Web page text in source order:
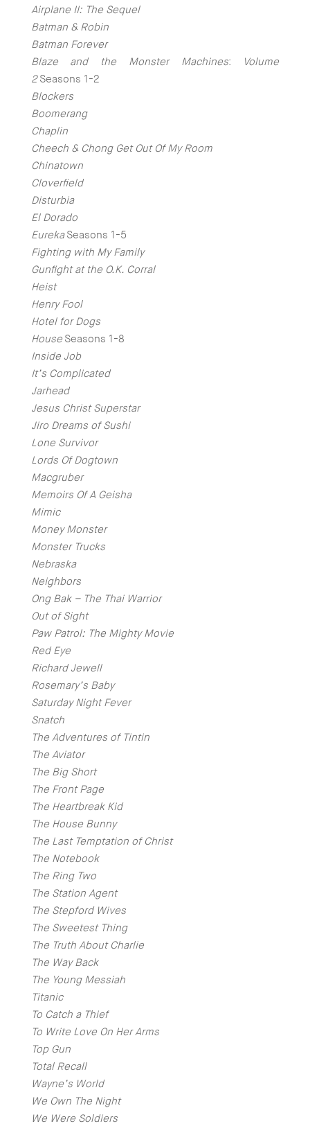
Airplane II: The Sequel
Batman & Robin
Batman Forever
Blaze and the Monster Machines: Volume
2Seasons 1-2
Blockers
Boomerang
Chaplin
Cheech & Chong Get Out Of My Room
Chinatown
Cloverfield
Disturbia
El Dorado
EurekaSeasons 1-5
Fighting with My Family
Gunfight at the O.K. Corral
Heist
Henry Fool
Hotel for Dogs
HouseSeasons 1-8
Inside Job
It’s Complicated
Jarhead
Jesus Christ Superstar
Jiro Dreams of Sushi
Lone Survivor
Lords Of Dogtown
Macgruber
Memoirs Of A Geisha
Mimic
Money Monster
Monster Trucks
Nebraska
Neighbors
Ong Bak – The Thai Warrior
Out of Sight
Paw Patrol: The Mighty Movie
Red Eye
Richard Jewell
Rosemary’s Baby
Saturday Night Fever
Snatch
The Adventures of Tintin
The Aviator
The Big Short
The Front Page
The Heartbreak Kid
The House Bunny
The Last Temptation of Christ
The Notebook
The Ring Two
The Station Agent
The Stepford Wives
The Sweetest Thing
The Truth About Charlie
The Way Back
The Young Messiah
Titanic
To Catch a Thief
To Write Love On Her Arms
Top Gun
Total Recall
Wayne’s World
We Own The Night
We Were Soldiers